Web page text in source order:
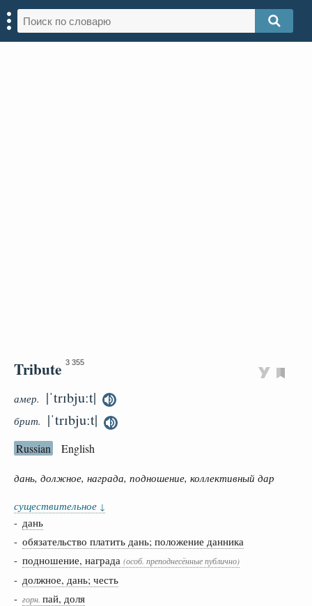
Tribute 3 355
амер. |ˈtrɪbjuːt|
брит. |ˈtrɪbjuːt|
Russian English
дань, должное, награда, подношение, коллективный дар
существительное ↓
- дань
- обязательство платить дань; положение данника
- подношение, награда (особ. преподнесённые публично)
- должное, дань; честь
- горн. пай, доля